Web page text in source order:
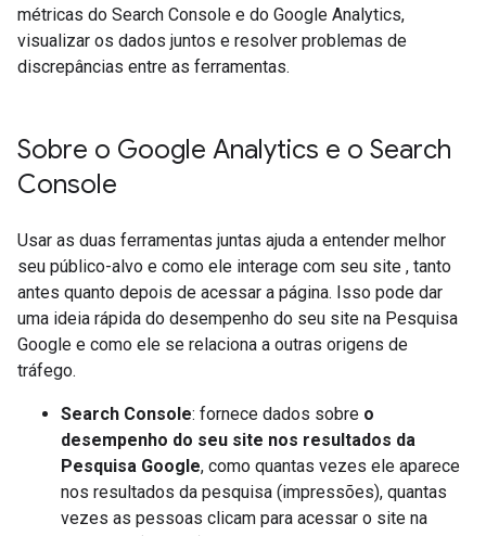
métricas do Search Console e do Google Analytics,
visualizar os dados juntos e resolver problemas de
discrepâncias entre as ferramentas.
Sobre o Google Analytics e o Search
Console
Usar as duas ferramentas juntas ajuda a entender melhor
seu público-alvo e como ele interage com seu site , tanto
antes quanto depois de acessar a página. Isso pode dar
uma ideia rápida do desempenho do seu site na Pesquisa
Google e como ele se relaciona a outras origens de
tráfego.
Search Console: fornece dados sobre o
desempenho do seu site nos resultados da
Pesquisa Google, como quantas vezes ele aparece
nos resultados da pesquisa (impressões), quantas
vezes as pessoas clicam para acessar o site na